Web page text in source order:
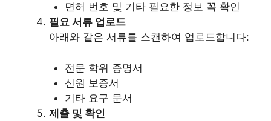
면허 번호 및 기타 필요한 정보 꼭 확인
필요 서류 업로드
아래와 같은 서류를 스캔하여 업로드합니다:
전문 학위 증명서
신원 보증서
기타 요구 문서
제출 및 확인